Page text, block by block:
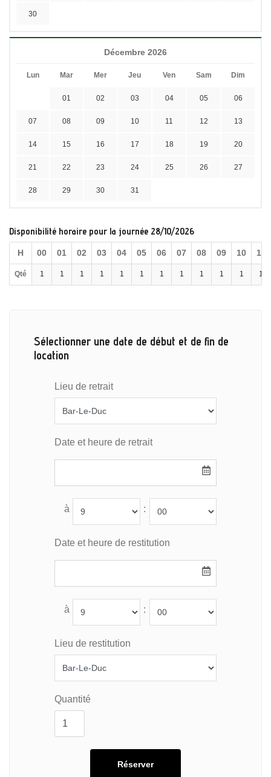
30
Décembre 2026
Lun Mar Mer Jeu Ven Sam Dim
01 02 03 04 05 06
07 08 09 10 11 12 13
14 15 16 17 18 19 20
21 22 23 24 25 26 27
28 29 30 31
Disponibilité horaire pour la journée 28/10/2026
H 00 01 02 03 04 05 06 07 08 09 10 11
Qté 1 1 1 1 1 1 1 1 1 1 1 1
Sélectionner une date de début et de fin de
location
Lieu de retrait
Date et heure de retrait
à :
Date et heure de restitution
à :
Lieu de restitution
Quantité